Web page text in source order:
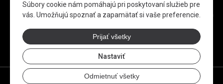
Súbory cookie nám pomáhajú pri poskytovaní služieb pre
vás. Umožňujú spoznať a zapamätať si vaše preferencie.
Prijať všetky
Nastaviť
Odmietnuť všetky
*Zadaním svojej e-mailovej adresy súhlasíte s jej spracovaním
osobných údajov
© 2026 ALVE SLOVAKIA, s.r.o.